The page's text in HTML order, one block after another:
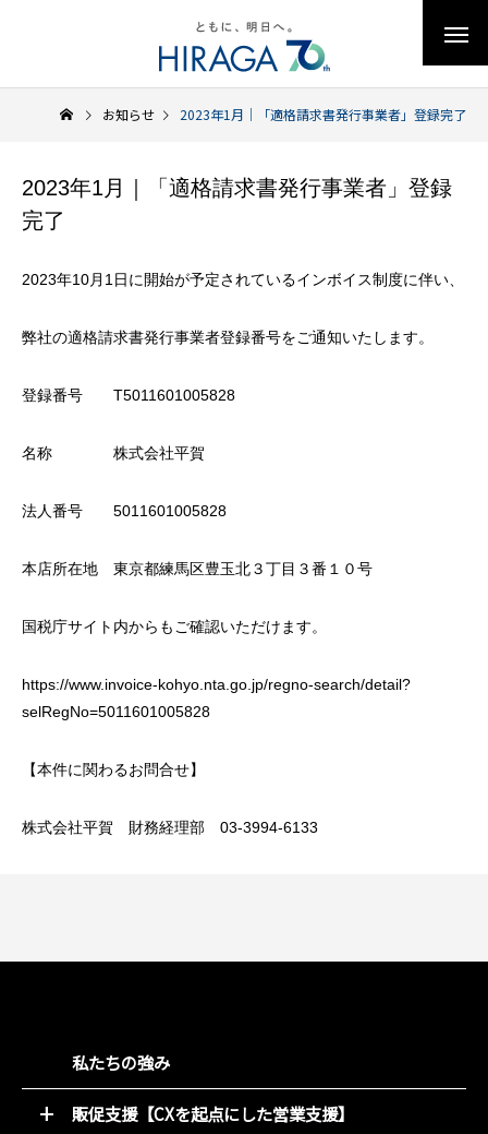
お知らせ 2023年1月｜「適格請求書発行事業者」登録完了
2023年1月｜「適格請求書発行事業者」登録
完了
2023年10月1日に開始が予定されているインボイス制度に伴い、
弊社の適格請求書発行事業者登録番号をご通知いたします。
登録番号 T5011601005828
名称 株式会社平賀
法人番号 5011601005828
本店所在地 東京都練馬区豊玉北３丁目３番１０号
国税庁サイト内からもご確認いただけます。
https://www.invoice-kohyo.nta.go.jp/regno-search/detail?
selRegNo=5011601005828
【本件に関わるお問合せ】
株式会社平賀 財務経理部 03-3994-6133
私たちの強み
販促支援【CXを起点にした営業支援】